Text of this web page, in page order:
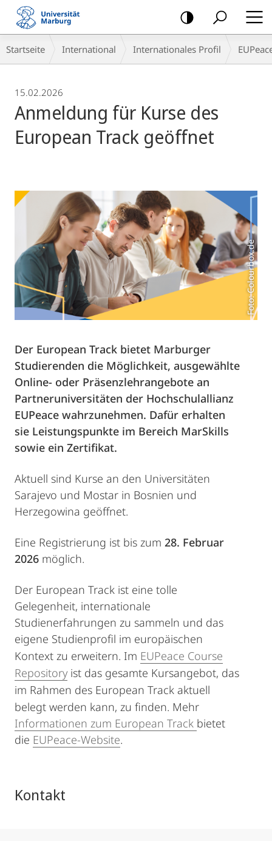
Mobile-
Navigation
Breadcrumb-
Navigation
Startseite International Internationales Profil
15.02.2026
Anmeldung für Kurse des
European Track geöffnet
Foto: Colourbox.de
Der European Track bietet Marburger
Studierenden die Möglichkeit, ausgewählte
Online- oder Präsenzlehrangebote an
Partneruniversitäten der Hochschulallianz
EUPeace wahrzunehmen. Dafür erhalten
sie Leistungspunkte im Bereich MarSkills
sowie ein Zertifikat.
Aktuell sind Kurse an den Universitäten
Sarajevo und Mostar in Bosnien und
Herzegowina geöffnet.
Eine Registrierung ist bis zum 28. Februar
2026 möglich.
Der European Track ist eine tolle
Gelegenheit, internationale
Studienerfahrungen zu sammeln und das
eigene Studienprofil im europäischen
Kontext zu erweitern. Im EUPeace Course
Repositoryist das gesamte Kursangebot, das
im Rahmen des European Track aktuell
belegt werden kann, zu finden. Mehr
Informationen zum European Track bietet
die EUPeace-Website.
Kontakt